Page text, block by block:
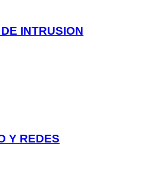
INTRUSION
Y REDES